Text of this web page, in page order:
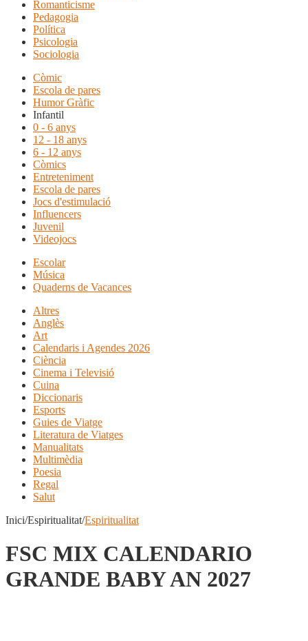
Romanticisme
Pedagogia
Política
Psicologia
Sociologia
Còmic
Escola de pares
Humor Gràfic
Infantil
0 - 6 anys
12 - 18 anys
6 - 12 anys
Còmics
Entreteniment
Escola de pares
Jocs d'estimulació
Influencers
Juvenil
Videojocs
Escolar
Música
Quaderns de Vacances
Altres
Anglès
Art
Calendaris i Agendes 2026
Ciència
Cinema i Televisió
Cuina
Diccionaris
Esports
Guies de Viatge
Literatura de Viatges
Manualitats
Multimèdia
Poesia
Regal
Salut
Inici/Espiritualitat/Espiritualitat
FSC MIX CALENDARIO
GRANDE BABY AN 2027